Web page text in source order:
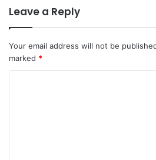
Leave a Reply
Your email address will not be
marked *